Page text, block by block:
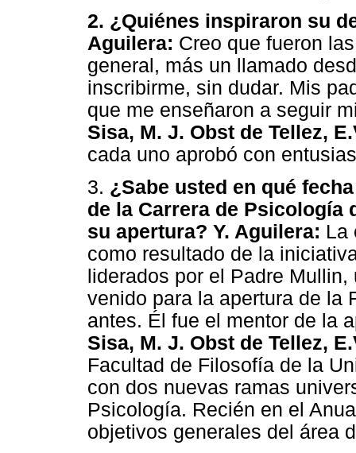
2. ¿Quiénes inspiraron su
Aguilera: Creo que fueron
general, más un llamado
inscribirme, sin dudar. Mis
que me enseñaron a seguir
Sisa, M. J. Obst de Tellez,
cada uno aprobó con
3. ¿Sabe usted en qué
de la Carrera de Psicología
su apertura? Y. Aguilera: La
como resultado de la
liderados por el Padre
venido para la apertura de la
antes. Él fue el mentor de la
Sisa, M. J. Obst de Tellez,
Facultad de Filosofía de la
con dos nuevas ramas
Psicología. Recién en el
objetivos generales del área